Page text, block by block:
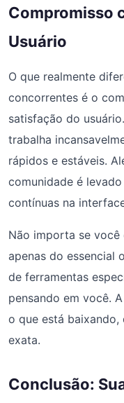
Compromisso
Usuário
O que realmente
concorrentes é o
satisfação do
trabalha
rápidos e estáveis.
comunidade é
contínuas na
Não importa se você
apenas do essencial
de ferramentas
pensando em você.
o que está
exata.
Conclusão: